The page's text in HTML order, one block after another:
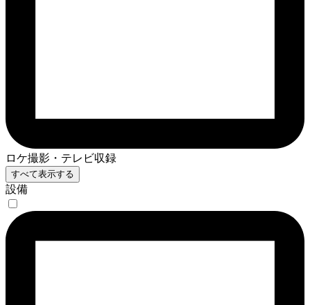
ロケ撮影・テレビ収録
すべて表示する
設備